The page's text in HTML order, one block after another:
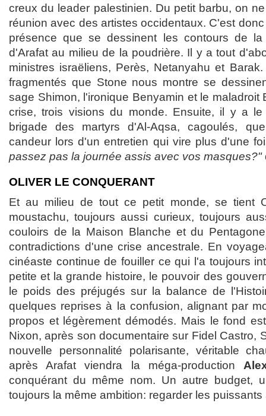
creux du leader palestinien. Du petit barbu, on
réunion avec des artistes occidentaux. C'est
présence que se dessinent les contours de
d'Arafat au milieu de la poudrière. Il y a tout
ministres israëliens, Perès, Netanyahu et
fragmentés que Stone nous montre se
sage Shimon, l'ironique Benyamin et le maladroit
crise, trois visions du monde. Ensuite, il y a
brigade des martyrs d'Al-Aqsa, cagoulés,
candeur lors d'un entretien qui vire plus d'une
passez pas la journée assis avec vos masques?"
OLIVER LE CONQUERANT
Et au milieu de tout ce petit monde, se tient
moustachu, toujours aussi curieux, toujours
couloirs de la Maison Blanche et du
contradictions d'une crise ancestrale. En
cinéaste continue de fouiller ce qui l'a toujours
petite et la grande histoire, le pouvoir des
le poids des préjugés sur la balance de
quelques reprises à la confusion, alignant par
propos et légèrement démodés. Mais le fond
Nixon, après son documentaire sur Fidel Castro,
nouvelle personnalité polarisante, véritable
après Arafat viendra la méga-production
conquérant du même nom. Un autre budget,
toujours la même ambition: regarder les